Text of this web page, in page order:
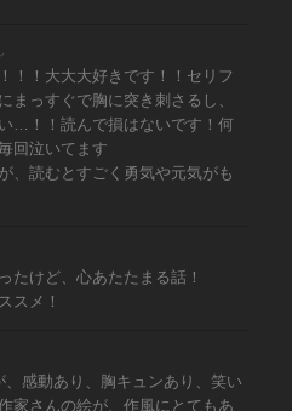
！！大大大好きです！！セリフ
まっすぐで胸に突き刺さるし、
…！！読んで損はないです！何
回泣いてます
、読むとすごく勇気や元気がも
たけど、心あたたまる話！
スメ！
感動あり、胸キュンあり、笑い
家さんの絵が、作風にとてもあ